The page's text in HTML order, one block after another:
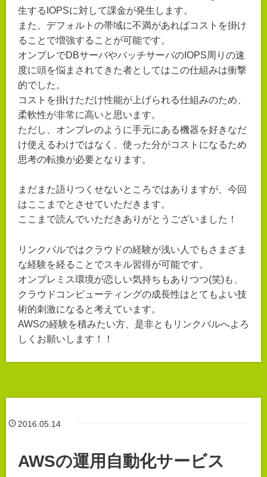
生するIOPSに対して課金が発生します。
また、デフォルトの帯域に不満があればコストを掛け
ることで増強することが可能です。
オンプレでDBサーバやバッチサーバのIOPS周りの速
度に頭を悩まされてきた者としてはこの仕組みは衝撃
的でした。
コストを掛けただけ性能が上げられる仕組みのため、
柔軟性が非常に高いと思います。
ただし、オンプレのように手元にある機器を好きなだ
け使えるわけではなく、使った分がコストになるため
思考の転換が必要となります。
まだまた語りつくせないところではありますが、今回
はここまでとさせていただきます。
ここまで読んでいただきありがとうございました！
リンクバルではクラウドの経験が浅い人でもさまざま
な経験を経ることでスキル習得が可能です。
オンプレミス環境が恋しい気持ちもありつつ(笑)も、
クラウドコンピューティングの成長性はとてもよい技
術的刺激になると考えています。
AWSの経験を積みたい方、是非ともリンクバルへよろ
しくお願いします！！
2016.05.14
AWSの運用自動化サービス